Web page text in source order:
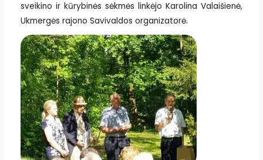
sveikino ir kūrybinės sėkmės linkėjo Karolina Valaišienė,
Ukmergės rajono Savivaldos organizatorė.